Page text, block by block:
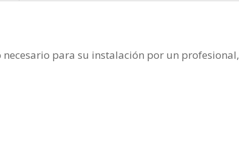
para su instalación por un profesional,